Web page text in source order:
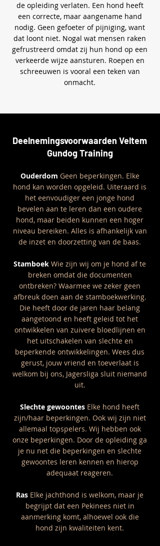
de opleiding verlaten. Een hond heeft
een correcte, maar aangename hand
nodig. Geen gefoeter of pijniging, want
dat loont niet. Nogal wat mensen raken
gefrustreerd omdat zij hun hond op een
verkeerde wijze aansturen. Roepen en
schreeuwen is vooral een teken van
onmacht.
Deelnemingsvoorwaarden Veltem
Gundog Training
Ouderdom Geen beperkingen. Elke
hond kan worden opgeleid. Uiteraard is
het eenvoudiger een jonge hond
bevelen aan te leren dan een oudere
hond, maar beiden kunnen een hoger
niveau bereiken. Alles is afhankelijk van
de inzet en doorzetting van de baas.
Stamboek Wie zijn wij om je hond af te
breken omdat die documenten
ontbreken? Waarmee we zeker geen
afbreuk doen aan de stamboekwerking.
Die heeft door de jaren haar belang
aangetoond en heeft geleid tot het
ontwikkelen van zuivere bloedlijnen en
het uitschakelen van slechte en
beperkende ontwikkelingen. Wees dus
gerust, jouw vriend en toeverlaat is
welkom bij ons, Jagersliga sluit niemand
uit.
Slechte gewoontes Elke hond heeft
zijn/haar beperkingen. Ook wij zijn niet
allemaal topspelers. Wij hebben ook
onze beperkingen. Door de opleiding ga
je nu net die beperkingen en slechte
gewoontes leren kennen en hierop
adequaat reageren.
Ras Elke jachthond is welkom, maar je
begrijpt dat een Pekinees niet in
aanmerking komt, alhoewel ook die
hond zijn kwaliteiten kent.